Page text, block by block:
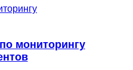
мониторингу